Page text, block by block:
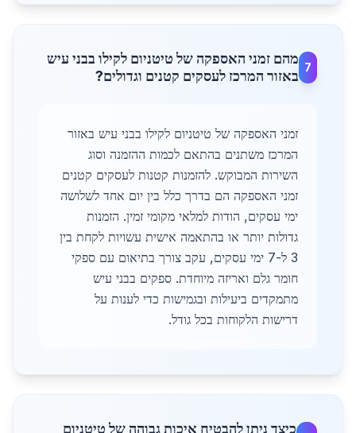
7
מהם זמני האספקה של טיטניום לקילו בבני עיש
באזור המרכז לעסקים קטנים וגדולים?
זמני האספקה של טיטניום לקילו בבני עיש באזור
המרכז משתנים בהתאם לכמות ההזמנה וסוג
השירות המבוקש. להזמנות קטנות לעסקים קטנים
זמני האספקה הם בדרך כלל בין יום אחד לשלושה
ימי עסקים, הודות למלאי מקומי זמין. הזמנות
גדולות יותר או בהתאמה אישית עשויות לקחת בין
3 ל-7 ימי עסקים, עקב צורך בתיאום עם ספקי
חומר גלם ואריזה מיוחדת. ספקים בבני עיש
מתמקדים ביעילות ובגמישות כדי לענות על
דרישות הלקוחות בכל גודל.
כיצד ניתן להבטיח איכות גבוהה של טיטניום